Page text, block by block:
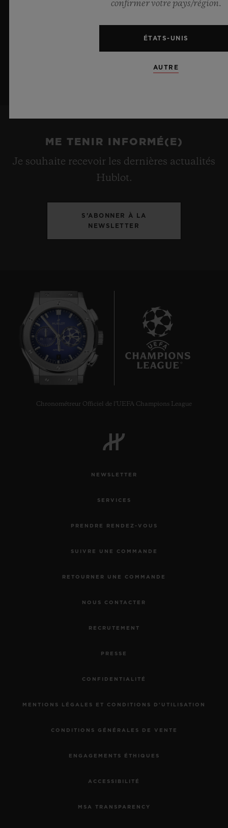
ME TENIR INFORMÉ(E)
Je souhaite recevoir les dernières actualités
Hublot.
S’ABONNER À LA
NEWSLETTER
7
Chronométreur Officiel de l'UEFA Champions League
NEWSLETTER
SERVICES
PRENDRE RENDEZ-VOUS
SUIVRE UNE COMMANDE
RETOURNER UNE COMMANDE
NOUS CONTACTER
RECRUTEMENT
PRESSE
CONFIDENTIALITÉ
MENTIONS LÉGALES ET CONDITIONS D'UTILISATION
CONDITIONS GÉNÉRALES DE VENTE
ENGAGEMENTS ÉTHIQUES
ACCESSIBILITÉ
MSA TRANSPARENCY
confirmer votre pays/région.
ÉTATS-UNIS
AUTRE